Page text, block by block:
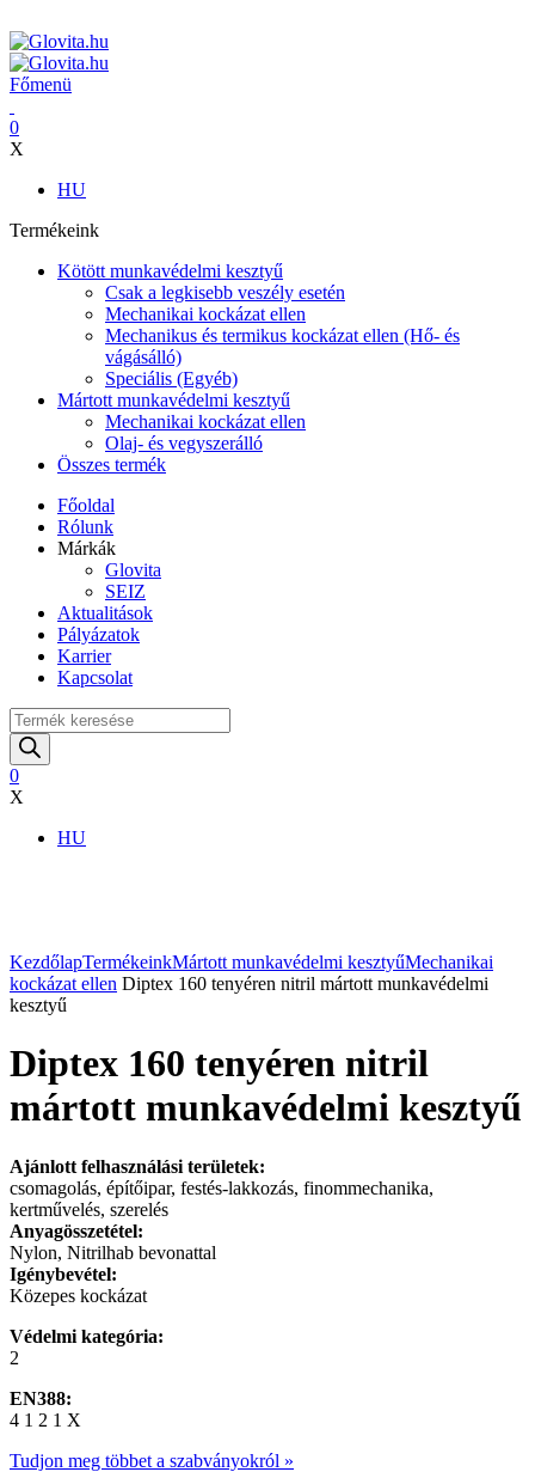
Főmenü
0
X
HU
Termékeink
Kötött munkavédelmi kesztyű
Csak a legkisebb veszély esetén
Mechanikai kockázat ellen
Mechanikus és termikus kockázat ellen (Hő- és
vágásálló)
Speciális (Egyéb)
Mártott munkavédelmi kesztyű
Mechanikai kockázat ellen
Olaj- és vegyszerálló
Összes termék
Főoldal
Rólunk
Márkák
Glovita
SEIZ
Aktualitások
Pályázatok
Karrier
Kapcsolat
Products
search
0
X
HU
KezdőlapTermékeinkMártott munkavédelmi kesztyűMechanikai
kockázat ellen Diptex 160 tenyéren nitril mártott munkavédelmi
kesztyű
Diptex 160 tenyéren nitril
mártott munkavédelmi kesztyű
Ajánlott felhasználási területek:
csomagolás, építőipar, festés-lakkozás, finommechanika,
kertművelés, szerelés
Anyagösszetétel:
Nylon, Nitrilhab bevonattal
Igénybevétel:
Közepes kockázat
Védelmi kategória:
2
EN388:
4 1 2 1 X
Tudjon meg többet a szabványokról »